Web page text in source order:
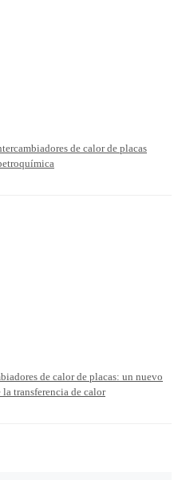
de calor de placas
de calor de placas: un nuevo
transferencia de calor